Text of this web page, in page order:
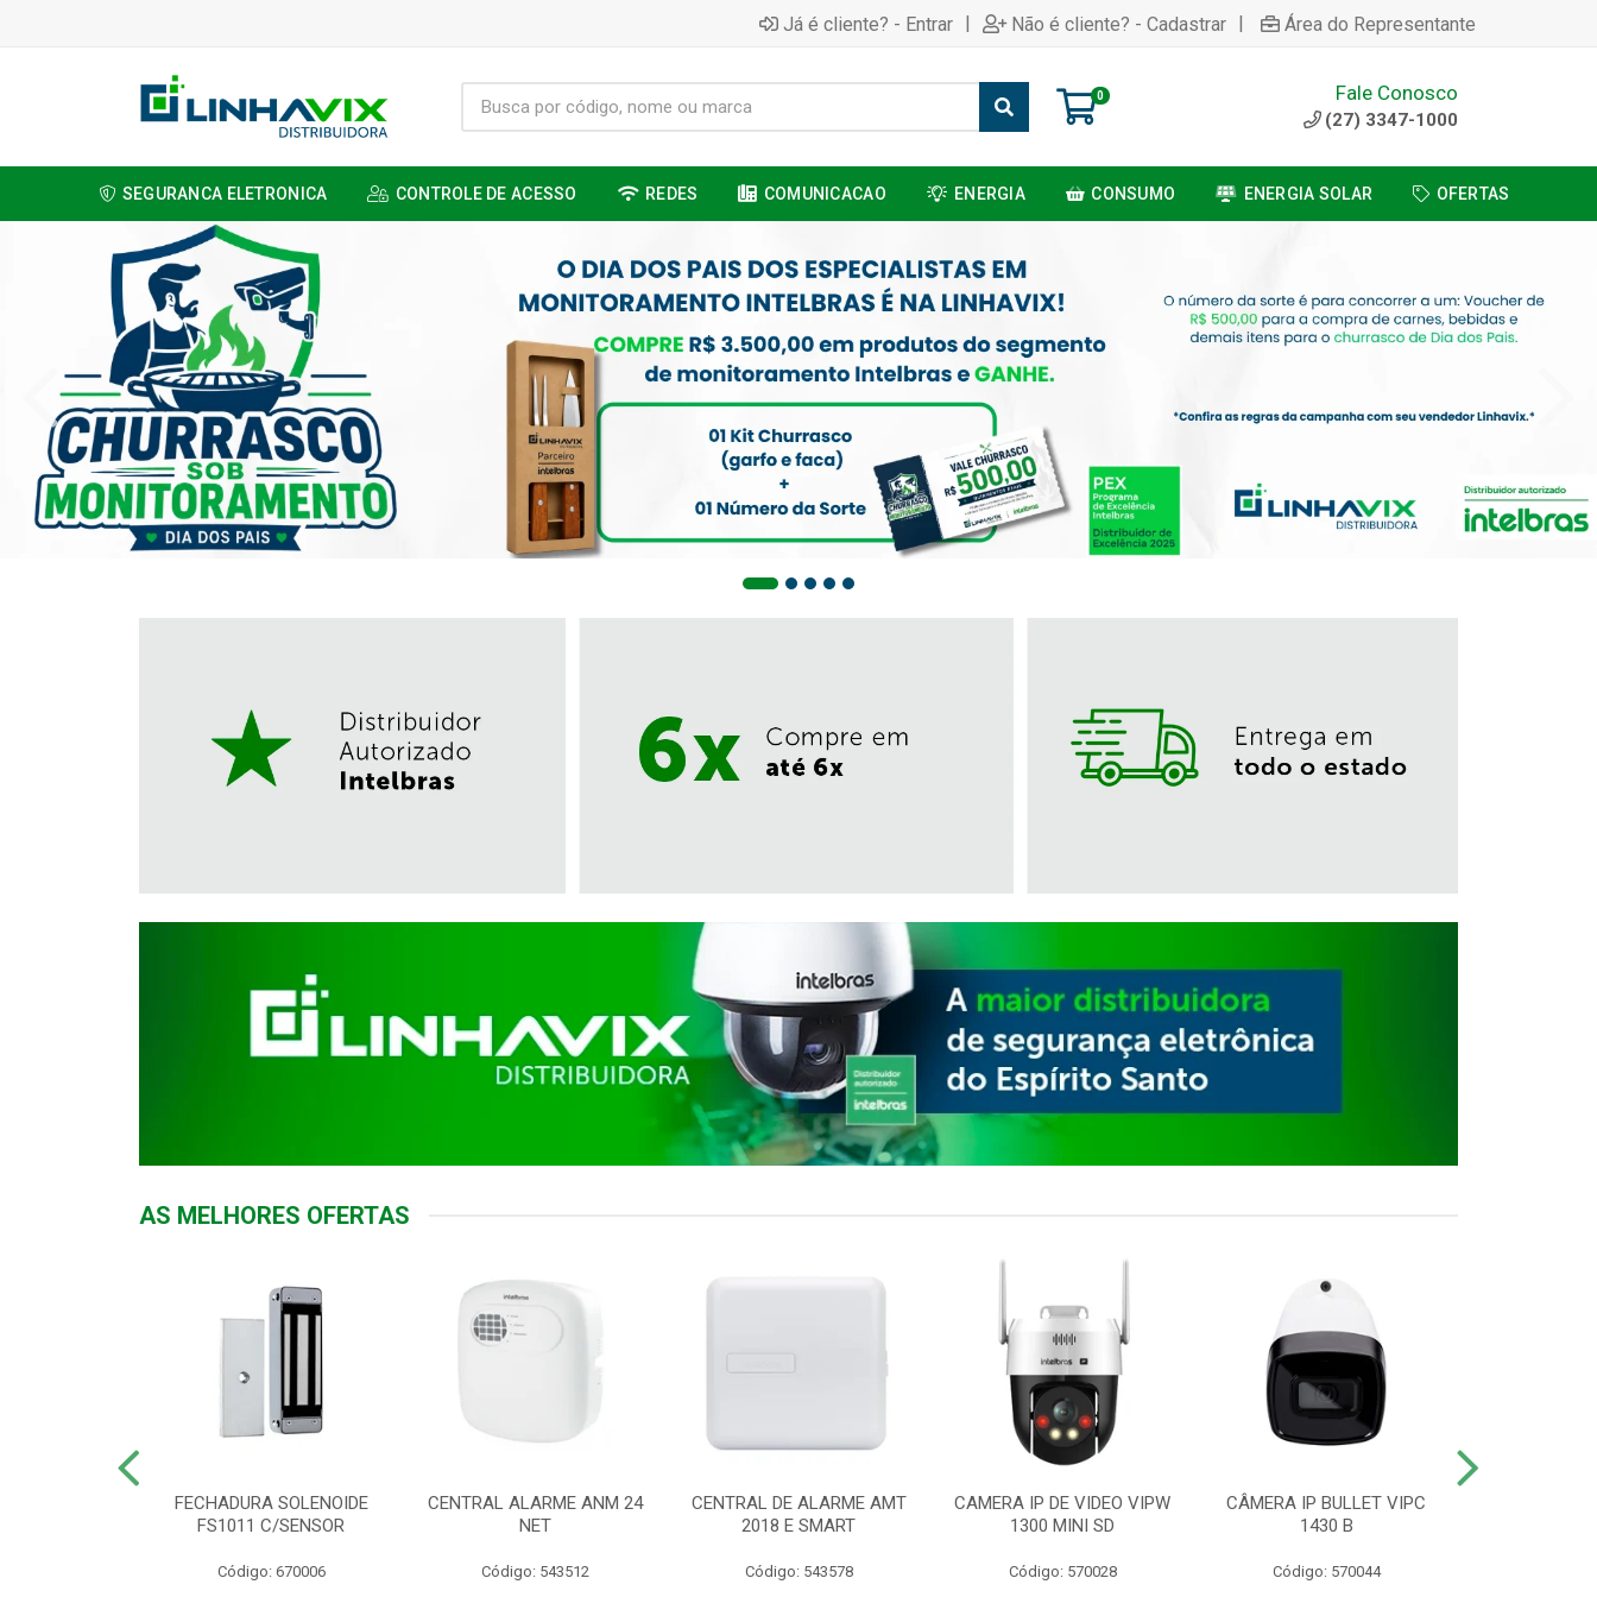
Já é cliente? - Entrar | Não é cliente? - Cadastrar | Área do Representante
0 Fale Conosco
(27) 3347-1000
SEGURANCA ELETRONICA CONTROLE DE ACESSO REDES COMUNICACAO ENERGIA CONSUMO ENERGIA SOLAR OFERTAS
AS MELHORES OFERTAS
FECHADURA SOLENOIDE
FS1011 C/SENSOR
Código: 670006
CENTRAL ALARME ANM 24
NET
Código: 543512
CENTRAL DE ALARME AMT
2018 E SMART
Código: 543578
CAMERA IP DE VIDEO VIPW
1300 MINI SD
Código: 570028
CÂMERA IP BULLET VIPC
1430 B
Código: 570044